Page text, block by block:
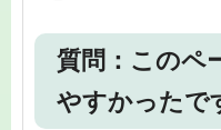
質問：このペ
やすかったで